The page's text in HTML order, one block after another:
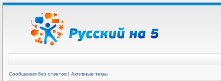
Сообщения без ответов | Активные темы